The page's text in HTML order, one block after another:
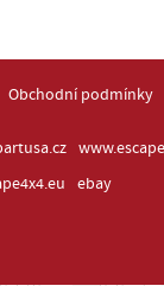
Obchodní podmínky
ebay